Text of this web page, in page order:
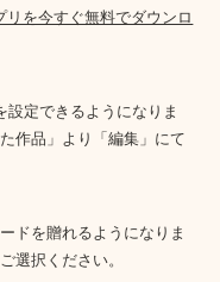
を今すぐ無料でダウンロ
定できるようになりま
作品」より「編集」にて
ドを贈れるようになりま
選択ください。